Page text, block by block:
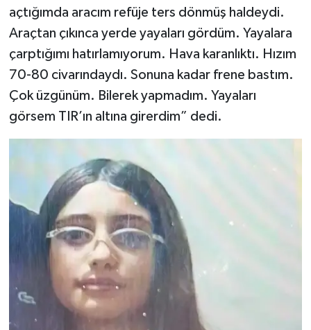
açtığımda aracım refüje ters dönmüş haldeydi.
Araçtan çıkınca yerde yayaları gördüm. Yayalara
çarptığımı hatırlamıyorum. Hava karanlıktı. Hızım
70-80 civarındaydı. Sonuna kadar frene bastım.
Çok üzgünüm. Bilerek yapmadım. Yayaları
görsem TIR’ın altına girerdim” dedi.